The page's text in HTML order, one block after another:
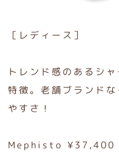
［レディース］
トレンド感のあるシ
特徴。老舗ブランド
やすさ！
Mephisto ¥37,400